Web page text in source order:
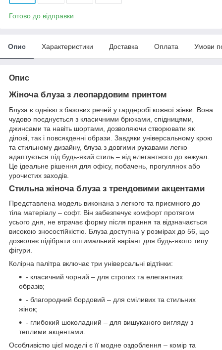
Готово до відправки
Опис Характеристики Доставка Оплата Умови
Опис
Жіноча блуза з леопардовим принтом
Блуза є однією з базових речей у гардеробі кожної жінки. Вона
чудово поєднується з класичними брюками, спідницями,
джинсами та навіть шортами, дозволяючи створювати як
ділові, так і повсякденні образи. Завдяки універсальному крою
та стильному дизайну, блуза з довгими рукавами легко
адаптується під будь-який стиль – від елегантного до кежуал.
Це ідеальне рішення для офісу, побачень, прогулянок або
урочистих заходів.
Стильна жіноча блуза з трендовими акцентами
Представлена модель виконана з легкого та приємного до
тіла матеріалу – софт. Він забезпечує комфорт протягом
усього дня, не втрачає форму після прання та відзначається
високою зносостійкістю. Блуза доступна у розмірах до 56, що
дозволяє підібрати оптимальний варіант для будь-якого типу
фігури.
Колірна палітра включає три універсальні відтінки:
- класичний чорний – для строгих та елегантних
образів;
- благородний бордовий – для сміливих та стильних
жінок;
- глибокий шоколадний – для вишуканого вигляду з
теплими акцентами.
Особливістю цієї моделі є її модне оздоблення – комір та